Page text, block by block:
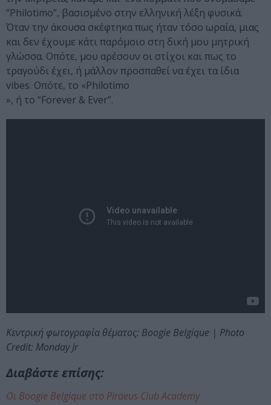
“Philotimo”, βασισμένο στην ελληνική λέξη φυσικά.
Όταν την άκουσα σκέφτηκα πως ήταν τόσο ωραία, μιας
και δεν έχουμε κάτι παρόμοιο στη δική μου μητρική
γλώσσα. Οπότε, μου αρέσουν οι στίχοι και πως το
τραγούδι έχει, ή μάλλον προσπαθεί να έχει τα ίδια
vibes. Οπότε, το «Philotimo
», ή το “Forever & Ever”.
Κεντρική φωτογραφία θέματος: Boogie Belgique | Photo
Credit: Monday Jr
Διαβάστε επίσης:
Οι Boogie Belgique στο Piraeus Club Academy